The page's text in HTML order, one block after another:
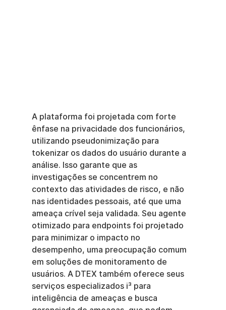
A plataforma foi projetada com forte
ênfase na privacidade dos funcionários,
utilizando pseudonimização para
tokenizar os dados do usuário durante a
análise. Isso garante que as
investigações se concentrem no
contexto das atividades de risco, e não
nas identidades pessoais, até que uma
ameaça crível seja validada. Seu agente
otimizado para endpoints foi projetado
para minimizar o impacto no
desempenho, uma preocupação comum
em soluções de monitoramento de
usuários. A DTEX também oferece seus
serviços especializados i³ para
inteligência de ameaças e busca